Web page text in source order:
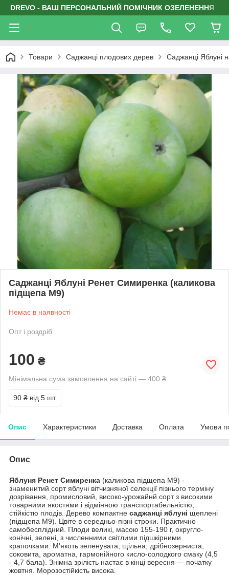
DREVO - ВАШ ПЕРСОНАЛЬНИЙ ПОМІЧНИК ОЗЕЛЕНЕННЯ
Товари Саджанці плодових дерев Саджанці Яблуні
Саджанці Яблуні Ренет Симиренка (каликова
підщепа М9)
Немає в наявності
Опт і роздріб
100 ₴
Мінімальна сума замовлення на сайті — 400 ₴
90 ₴ від 5 шт.
Опис Характеристики Доставка Оплата Умови
Опис
Яблуня Ренет Симиренка (каликова підщепа М9) -
знаменитий сорт яблуні вітчизняної селекції пізнього терміну
дозрівання, промисловий, високо-урожайнй сорт з високими
товарними якостями і відмінною транспортабельністю,
стійкістю плодів. Дерево компактне саджанці яблуні щеплені
(підщепа М9). Цвіте в середньо-пізні строки. Практично
самобесплідний. Плоди великі, масою 155-190 г, округло-
конічні, зелені, з численними світлими підшкірними
крапочками. М'якоть зеленувата, щільна, дрібнозерниста,
соковита, ароматна, гармонійного кисло-солодкого смаку (4,5
- 4,7 бала). Знімна зрілість настає в кінці вересня — початку
жовтня. Морозостійкість висока.